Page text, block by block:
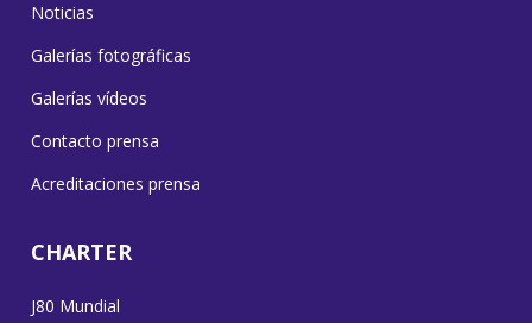
Noticias
Galerías fotográficas
Galerías vídeos
Contacto prensa
Acreditaciones prensa
CHARTER
J80 Mundial